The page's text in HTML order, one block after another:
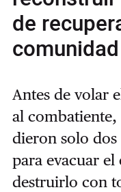
de
comunidad
Antes de volar
al combatiente,
dieron solo dos
para evacuar
destruirlo con